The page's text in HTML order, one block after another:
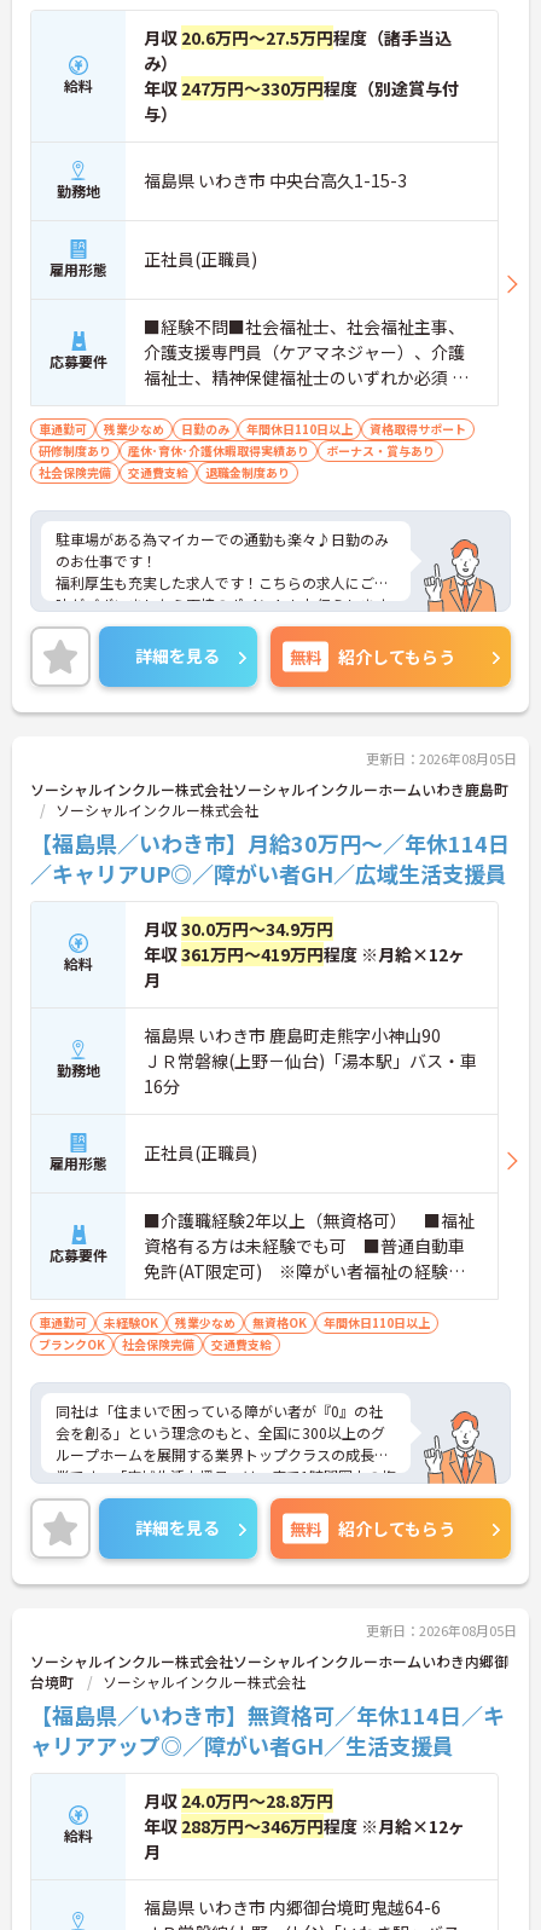
給料
月収 20.6万円～27.5万円程度（諸手当込
み）
年収 247万円～330万円程度（別途賞与付
与）
勤務地 福島県 いわき市 中央台高久1-15-3
雇用形態 正社員(正職員)
応募要件
■経験不問■社会福祉士、社会福祉主事、
介護支援専門員（ケアマネジャー）、介護
福祉士、精神保健福祉士のいずれか必須 ※
介護福祉士の場合実務経験5年以上 ■普通自
動車免許必須（AT限定可）
車通勤可 残業少なめ 日勤のみ 年間休日110日以上
資格取得サポート
研修制度あり
産休･育休･介護休暇取得実績あり
ボーナス・賞与あり
社会保険完備
交通費支給 退職金制度あり
駐車場がある為マイカーでの通勤も楽々♪日勤のみ
のお仕事です！
福利厚生も充実した求人です！こちらの求人にご興
味がございましたら面接のポイントもお伝えします
ので是非ご応募お待ちしております。
詳細を見る 無料 紹介してもらう
更新日：2026年08月05日
ソーシャルインクルー株式会社ソーシャルインクルーホームいわき鹿島町
ソーシャルインクルー株式会社
【福島県／いわき市】月給30万円～／年休114日
／キャリアUP◎／障がい者GH／広域生活支援員
給料
月収30.0万円～34.9万円
年収361万円～419万円程度 ※月給×12ヶ
月
勤務地
福島県 いわき市 鹿島町走熊字小神山90
ＪＲ常磐線(上野－仙台)「湯本駅」バス・車
16分
雇用形態 正社員(正職員)
応募要件
■介護職経験2年以上（無資格可） ■福祉
資格有る方は未経験でも可 ■普通自動車
免許(AT限定可) ※障がい者福祉の経験は
不問です。※実務経験2年以上の方、障がい
者福祉に関する経験をお持ちの方大歓迎
車通勤可 未経験OK 残業少なめ 無資格OK
年間休日110日以上
ブランクOK
社会保険完備 交通費支給
同社は「住まいで困っている障がい者が『0』の社
会を創る」という理念のもと、全国に300以上のグ
ループホームを展開する業界トップクラスの成長企
業です。「広域生活支援員」は、車で1時間圏内の複
数施設を横断的に担当し、現場支援とパートスタッ
フのサポートを行うハイクラスなポジションです。
最新設備とバリアフリーが完備され、スタッフの身
体的負担が少なく、広域手当5万円が付与されるこ
とで高い給与水準を実現しています。年間休日114
効率化など、ワークライフバランスを保ちながら定
年70歳まで長期的に活躍できる制度が盤石に整って
います。複数施設を経験することで培われるマネジ
メント視点は、将来的なエリアマネージャーへのキ
ャリアアップにも直結しており、最新の環境で専門
性を発揮したいプロフェッショナルの方にお勧めで
す。
★おすすめPOINT★
・広域支援員として複数のホームを巡るため、各ホ
ームのパートスタッフの教育やサポートにも携わる
ネージャー候補としてのステップアップに直結しま
詳細を見る 無料 紹介してもらう
更新日：2026年08月05日
ソーシャルインクルー株式会社ソーシャルインクルーホームいわき内郷御
台境町
ソーシャルインクルー株式会社
【福島県／いわき市】無資格可／年休114日／キ
ャリアアップ◎／障がい者GH／生活支援員
給料
月収 24.0万円～28.8万円
年収 288万円～346万円程度 ※月給×12ヶ
月
福島県 いわき市 内郷御台境町鬼越64-6